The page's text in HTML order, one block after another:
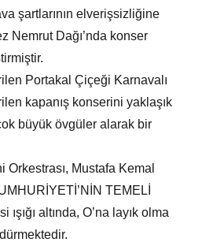
şartlarının elverişsizliğine
Nemrut Dağı’nda konser
Portakal Çiçeği Karnavalı
kapanış konserini yaklaşık
büyük övgüler alarak bir
Mustafa Kemal
TEMELİ
altında, O’na layık olma